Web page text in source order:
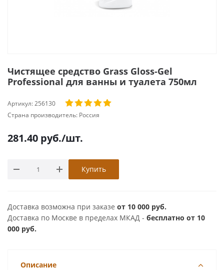
Чистящее средство Grass Gloss-Gel
Professional для ванны и туалета 750мл
Артикул:256130
Страна производитель: Россия
281.40 руб./шт.
Купить
Доставка возможна при заказе от 10 000 руб.
Доставка по Москве в пределах МКАД - бесплатно от 10
000 руб.
Описание